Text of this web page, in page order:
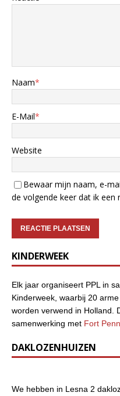
Naam*
E-Mail*
Website
Bewaar mijn naam, e-
de volgende keer dat ik een
KINDERWEEK
Elk jaar organiseert PPL in
Kinderweek, waarbij 20
worden verwend in Holland.
samenwerking met Fort
DAKLOZENHUIZEN
We hebben in Lesna 2